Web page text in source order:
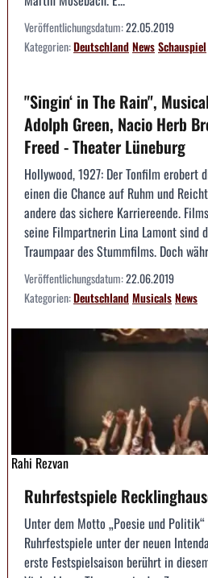
Veröffentlichungsdatum:22.05.2019
Kategorien:DeutschlandNewsSchauspiel
"Singin‘ in The Rain",
Adolph Green, Nacio Herb
Freed - Theater Lüneburg
Hollywood, 1927: Der Tonfilm erobert
einen die Chance auf Ruhm und
andere das sichere Karriereende.
seine Filmpartnerin Lina Lamont sind
Traumpaar des Stummfilms. Doch
Veröffentlichungsdatum:22.06.2019
Kategorien:DeutschlandMusicalsNews
Rahi Rezvan
Ruhrfestspiele
Unter dem Motto „Poesie und
Ruhrfestspiele unter der neuen
erste Festspielsaison berührt in